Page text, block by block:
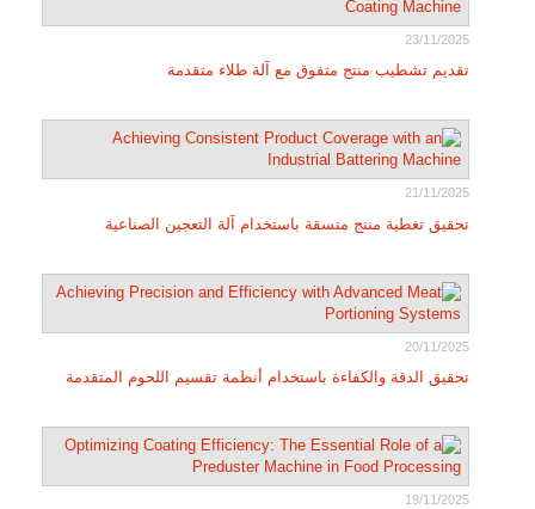
23/11/2025
تقديم تشطيب منتج متفوق مع آلة طلاء متقدمة
21/11/2025
تحقيق تغطية منتج متسقة باستخدام آلة التعجين الصناعية
20/11/2025
تحقيق الدقة والكفاءة باستخدام أنظمة تقسيم اللحوم المتقدمة
19/11/2025